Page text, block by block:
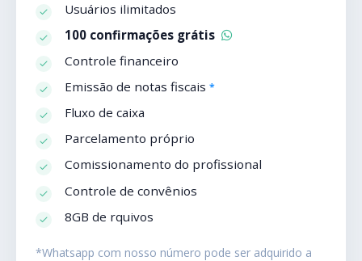
Usuários ilimitados
100 confirmações grátis
Controle financeiro
Emissão de notas fiscais*
Fluxo de caixa
Parcelamento próprio
Comissionamento do profissional
Controle de convênios
8GB de rquivos
*Whatsapp com nosso número pode ser adquirido a